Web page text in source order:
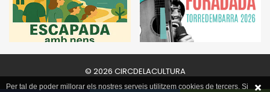
© 2026 CIRCDELACULTURA
Per tal de poder millorar els nostres serveis utilitzem cookies de tercers. Si